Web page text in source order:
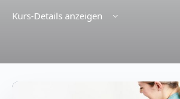
Kurs-Details anzeigen